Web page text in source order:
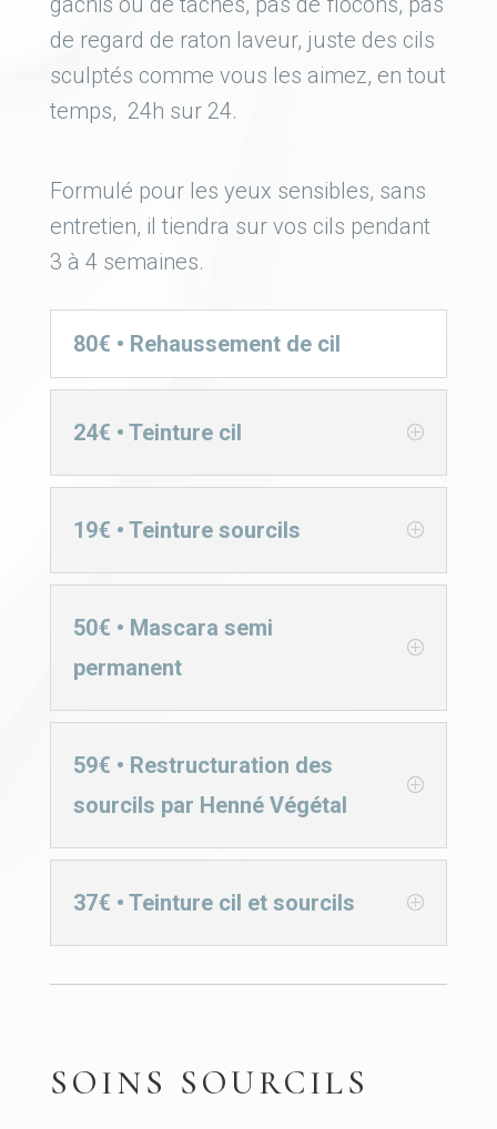
de regard de raton laveur, juste des cils
sculptés comme vous les aimez, en tout
temps, 24h sur 24.
Formulé pour les yeux sensibles, sans
entretien, il tiendra sur vos cils pendant
3 à 4 semaines.
80€ • Rehaussement de cil
24€ • Teinture cil
19€ • Teinture sourcils
50€ • Mascara semi
permanent
59€ • Restructuration des
sourcils par Henné Végétal
37€ • Teinture cil et sourcils
SOINS SOURCILS